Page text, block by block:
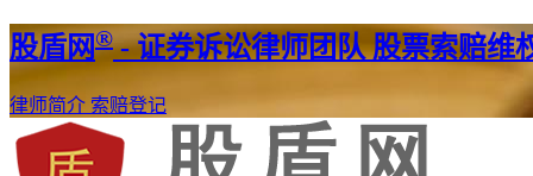
股盾网®- 证券诉讼律师团队 股票索赔维
律师简介 索赔登记